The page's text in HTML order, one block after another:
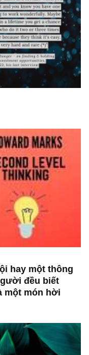
hội hay một